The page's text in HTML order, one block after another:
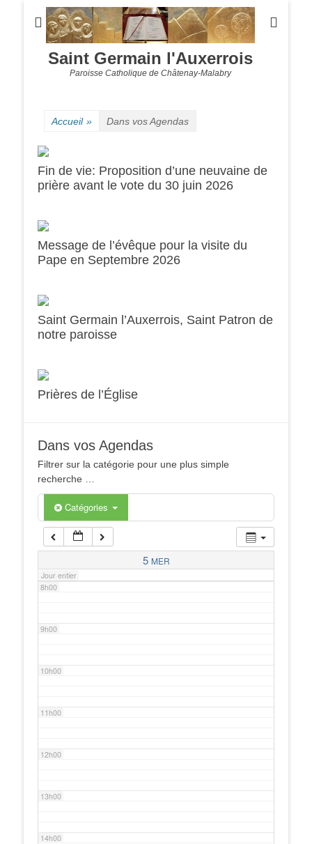
Saint Germain l'Auxerrois
Paroisse Catholique de Châtenay-Malabry
Accueil » Dans vos Agendas
Fin de vie: Proposition d’une neuvaine de
prière avant le vote du 30 juin 2026
Message de l’évêque pour la visite du
Pape en Septembre 2026
Saint Germain l’Auxerrois, Saint Patron de
notre paroisse
Prières de l’Église
Dans vos Agendas
Filtrer sur la catégorie pour une plus simple
recherche …
Catégories
5 MER
Jour entier
0h00
1h00
2h00
3h00
5h00
6h00
7h00
8h00
9h00
10h00
11h00
12h00
13h00
14h00